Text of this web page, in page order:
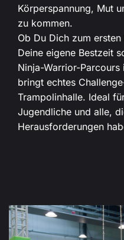
Körperspannung, Mut
zu kommen.
Ob Du Dich zum
Deine eigene Bestzeit
Ninja-Warrior-
bringt echtes
Trampolinhalle. Ideal
Jugendliche und alle,
Herausforderungen